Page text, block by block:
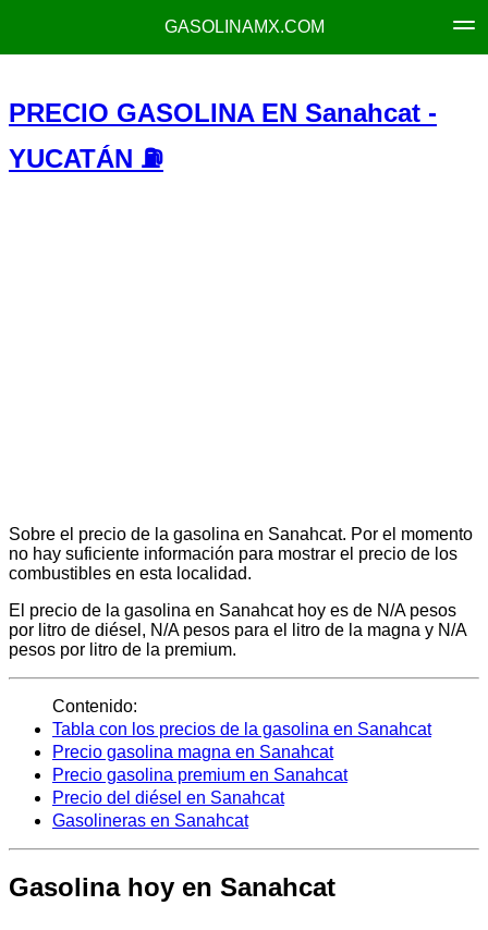
GASOLINAMX.COM
PRECIO GASOLINA EN Sanahcat -
YUCATÁN ⛽
Sobre el precio de la gasolina en Sanahcat. Por el momento
no hay suficiente información para mostrar el precio de los
combustibles en esta localidad.
El precio de la gasolina en Sanahcat hoy es de N/A pesos
por litro de diésel, N/A pesos para el litro de la magna y N/A
pesos por litro de la premium.
Contenido:
Tabla con los precios de la gasolina en Sanahcat
Precio gasolina magna en Sanahcat
Precio gasolina premium en Sanahcat
Precio del diésel en Sanahcat
Gasolineras en Sanahcat
Gasolina hoy en Sanahcat